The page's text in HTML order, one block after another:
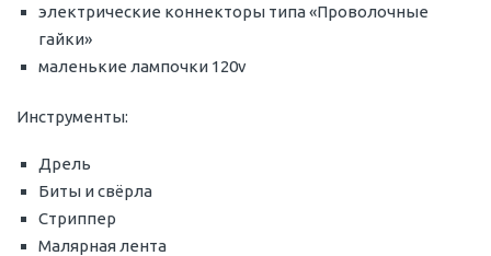
электрические коннекторы типа «Проволочные
гайки»
маленькие лампочки 120v
Инструменты:
Дрель
Биты и свёрла
Стриппер
Малярная лента